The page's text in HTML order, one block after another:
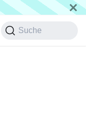
Suche